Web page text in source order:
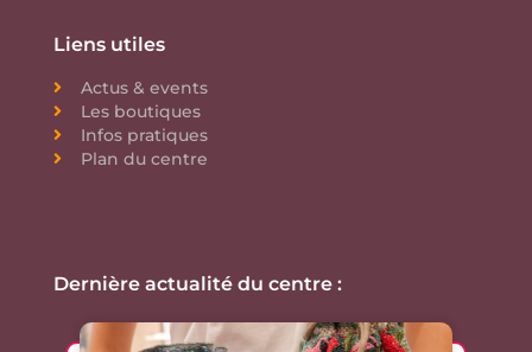
Liens utiles
Actus & events
Les boutiques
Infos pratiques
Plan du centre
Dernière actualité du centre :